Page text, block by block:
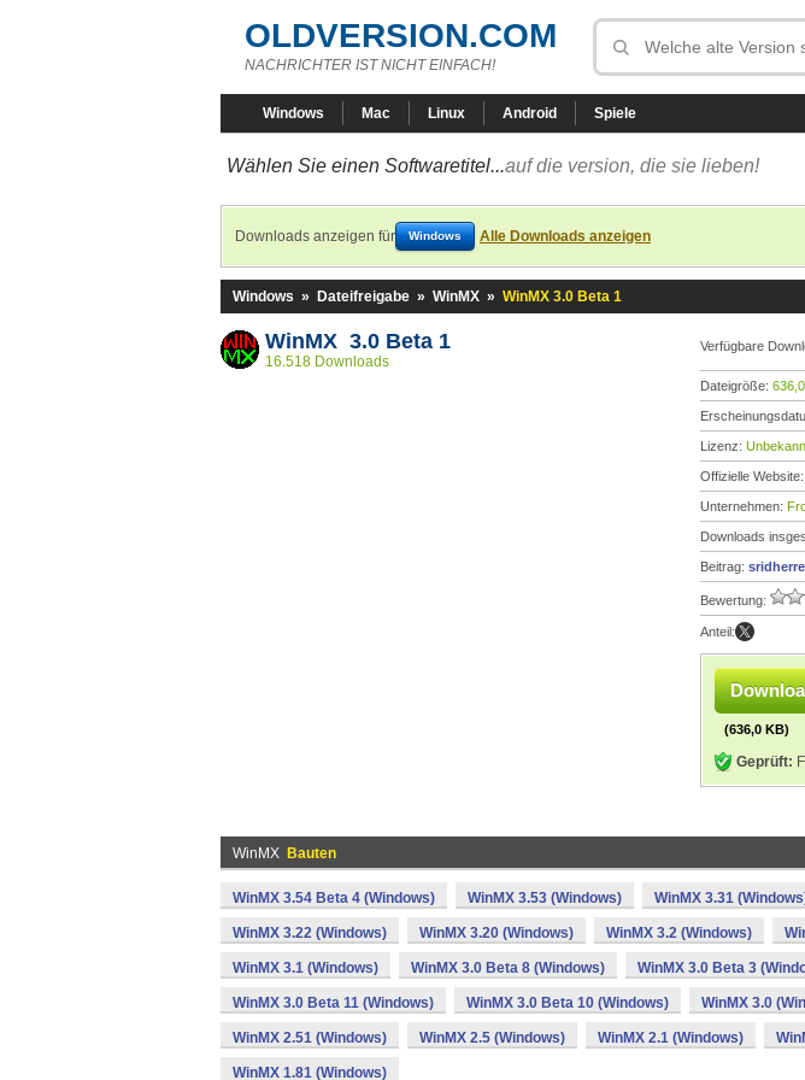
OLDVERSION.COM
NACHRICHTER IST NICHT EINFACH!
Windows Mac Linux Android Spiele
Wählen Sie einen Softwaretitel...auf die version, die sie lieben!
Downloads anzeigen für Windows Alle Downloads anzeigen
Windows » Dateifreigabe » WinMX » WinMX 3.0 Beta 1
WinMX 3.0 Beta 1
16.518 Downloads
Verfügbare
Dateigröße:
Lizenz:
Offizielle Website:
Unternehmen:
Downloads
Beitrag:
Bewertung:
Anteil:
(636,0 KB)
Geprüft:
WinMX Bauten
WinMX 3.54 Beta 4 (Windows) WinMX 3.53 (Windows) WinMX 3.31
WinMX 3.22 (Windows) WinMX 3.20 (Windows) WinMX 3.2 (Windows)
WinMX 3.1 (Windows) WinMX 3.0 Beta 8 (Windows) WinMX 3.0 Beta 3
WinMX 3.0 Beta 11 (Windows) WinMX 3.0 Beta 10 (Windows) WinMX 3.0
WinMX 2.51 (Windows) WinMX 2.5 (Windows) WinMX 2.1 (Windows)
WinMX 1.81 (Windows)